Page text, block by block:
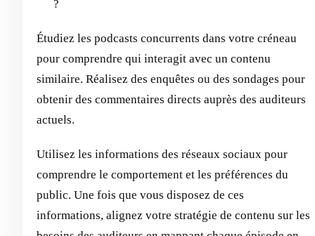
?
Étudiez les podcasts concurrents dans votre créneau
pour comprendre qui interagit avec un contenu
similaire. Réalisez des enquêtes ou des sondages pour
obtenir des commentaires directs auprès des auditeurs
actuels.
Utilisez les informations des réseaux sociaux pour
comprendre le comportement et les préférences du
public. Une fois que vous disposez de ces
informations, alignez votre stratégie de contenu sur les